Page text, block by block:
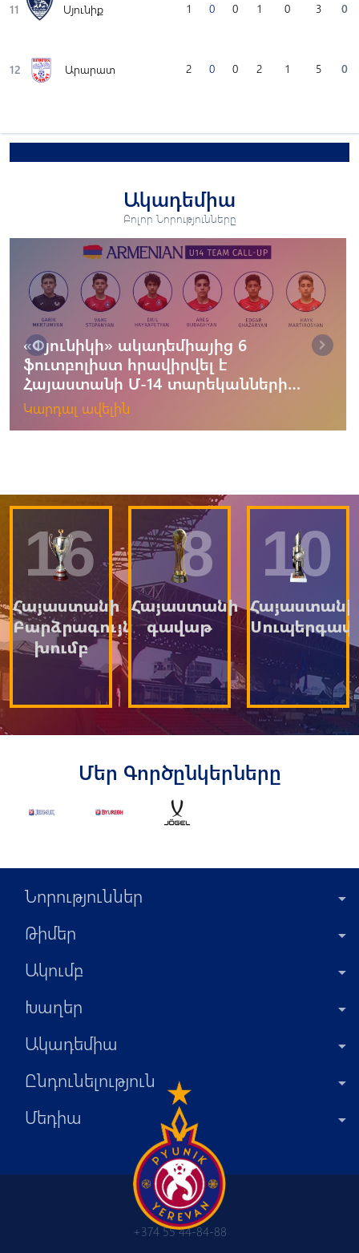
11 Սյունիք 1 0 0 1 0 3 0
12 Արարատ 2 0 0 2 1 5 0
Ակադեմիա
Բոլոր Նորությունները
«Փյունիկի» ակադեմիայից 6
ֆուտբոլիստ հրավիրվել է
Հայաստանի Մ-14 տարեկանների
հավաքական
Կարդալ ավելին
16
Հայաստանի
Բարձրագույն
խումբ
8
Հայաստանի
գավաթ
10
Հայաստանի
Մեր Գործընկերները
Նորություններ
Թիմեր
Ակումբ
Խաղեր
Ակադեմիա
Ընդունելություն
Մեդիա
+374 55 44-84-88